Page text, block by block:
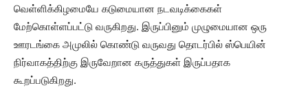
வெள்ளிக்கிழமையே கடுமையான நடவடிக்கைகள்
மேற்கொள்ளப்பட்டு வருகிறது. இருப்பினும் முழுமையான ஒரு
ஊரடங்கை அமுலில் கொண்டு வருவது தொடர்பில் ஸ்பெயின்
நிர்வாகத்திற்கு இருவேறான கருத்துகள் இருப்பதாக
கூறப்படுகிறது.